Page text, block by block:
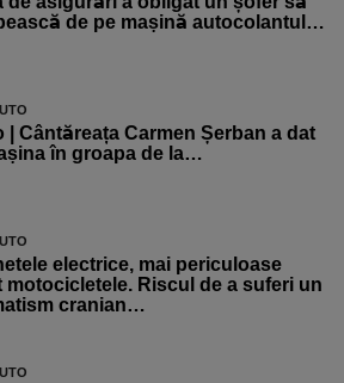
de pe mașină autocolantul…
| Cântăreața Carmen Șerban a dat
în groapa de la…
electrice, mai periculoase
motocicletele. Riscul de a suferi un
cranian…